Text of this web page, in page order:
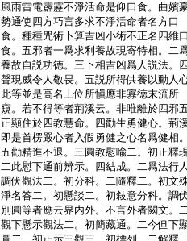
風雨雷電霹靂不淨活命是仰口食。曲嬪
勢通使四方巧言多求不淨活命者名方口
食。種種咒術卜算吉凶小術不正名四維口
食。五邪者一爲求利養故現寄特相。二
養故自説功徳。三卜相吉凶爲人説法。
聲現威令人敬畏。五説所得供養以動人心
此等並是高名上位所愼應非寡徳末流所
窺。若不得等者荊溪云。非唯離於四邪五
正顯住於四教慧命。四勸生勇健心。荊溪
即是首楞嚴心者入假勇健之心名爲健相。
五勸精進不退。三圓教慰喩二。初正釋現
二此慰下通前辨示。四結成。二爲法行
調伏觀法二。初分科。二隨釋二。初文
淨名答二。初懸談二。初敍意分科。調
別圓等者應云界内外。不言外者闕文。
觀下懸示觀法二。初簡藏通。二今但下